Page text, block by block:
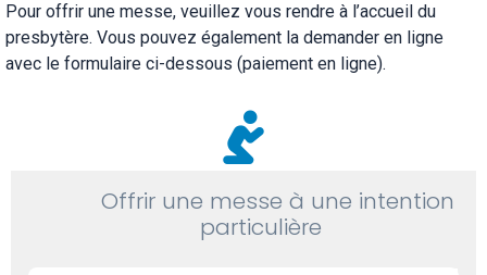
Pour offrir une messe, veuillez vous rendre à l’accueil du
presbytère. Vous pouvez également la demander en ligne
avec le formulaire ci-dessous (paiement en ligne).